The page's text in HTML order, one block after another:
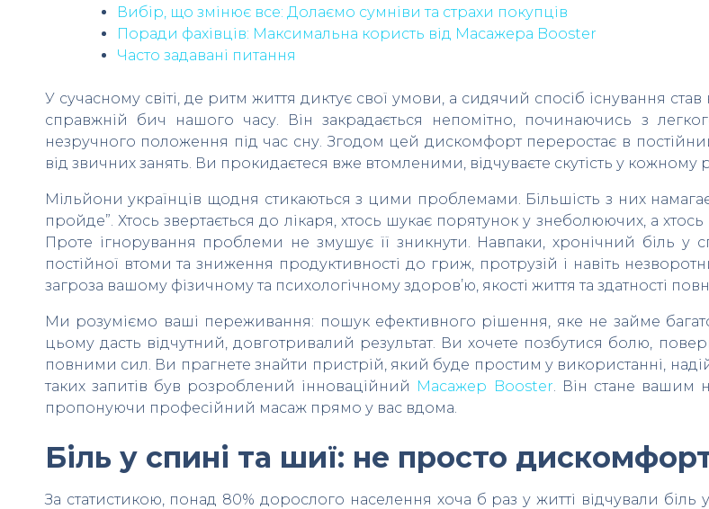
Вибір, що змінює все: Долаємо сумніви та страхи покупців
Поради фахівців: Максимальна користь від Масажера Booster
Часто задавані питання
У сучасному світі, де ритм життя диктує свої умови, а сидячий спосіб існування
справжній бич нашого часу. Він закрадається непомітно, починаючись з
незручного положення під час сну. Згодом цей дискомфорт переростає в
від звичних занять. Ви прокидаєтеся вже втомленими, відчуваєте скутість у кожному
Мільйони українців щодня стикаються з цими проблемами. Більшість з них
пройде”. Хтось звертається до лікаря, хтось шукає порятунок у знеболюючих, а
Проте ігнорування проблеми не змушує її зникнути. Навпаки, хронічний біль у
постійної втоми та зниження продуктивності до гриж, протрузій і навіть
загроза вашому фізичному та психологічному здоров’ю, якості життя та здатності
Ми розуміємо ваші переживання: пошук ефективного рішення, яке не займе
цьому дасть відчутний, довготривалий результат. Ви хочете позбутися болю,
повними сил. Ви прагнете знайти пристрій, який буде простим у використанні,
таких запитів був розроблений інноваційний Масажер Booster. Він стане вашим
пропонуючи професійний масаж прямо у вас вдома.
Біль у спині та шиї: не просто
За статистикою, понад 80% дорослого населення хоча б раз у житті відчували